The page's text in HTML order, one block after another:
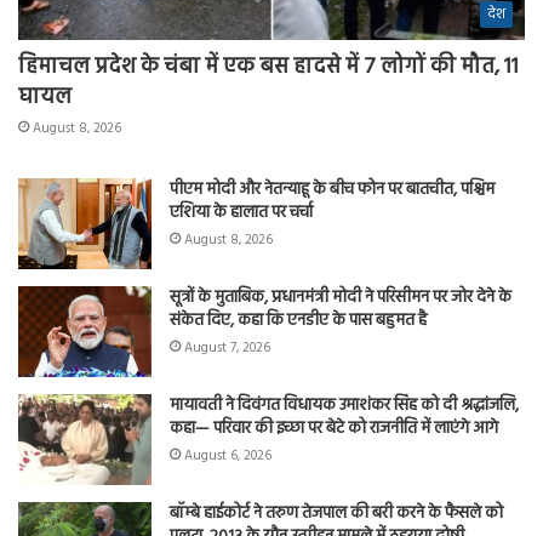
देश
हिमाचल प्रदेश के चंबा में एक बस हादसे में 7 लोगों की मौत, 11
घायल
August 8, 2026
पीएम मोदी और नेतन्याहू के बीच फोन पर बातचीत, पश्चिम
एशिया के हालात पर चर्चा
August 8, 2026
सूत्रों के मुताबिक, प्रधानमंत्री मोदी ने परिसीमन पर जोर देने के
संकेत दिए, कहा कि एनडीए के पास बहुमत है
August 7, 2026
मायावती ने दिवंगत विधायक उमाशंकर सिंह को दी श्रद्धांजलि,
कहा— परिवार की इच्छा पर बेटे को राजनीति में लाएंगे आगे
August 6, 2026
बॉम्बे हाईकोर्ट ने तरुण तेजपाल की बरी करने के फैसले को